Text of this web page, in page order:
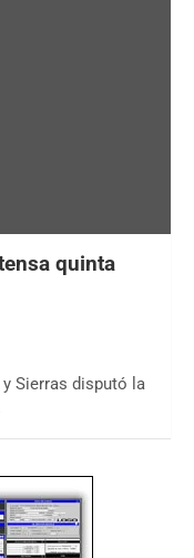
quinta
Sierras disputó la